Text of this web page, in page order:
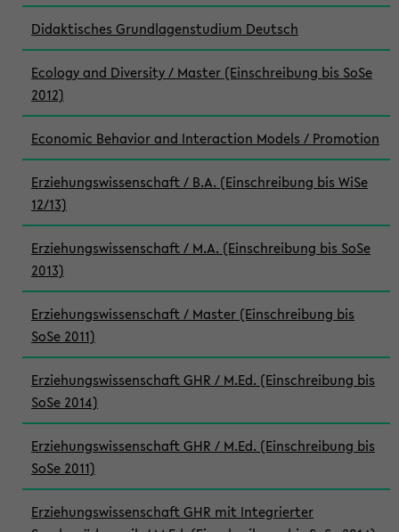
Didaktisches Grundlagenstudium Deutsch
Ecology and Diversity / Master (Einschreibung bis SoSe
2012)
Economic Behavior and Interaction Models / Promotion
Erziehungswissenschaft / B.A. (Einschreibung bis WiSe
12/13)
Erziehungswissenschaft / M.A. (Einschreibung bis SoSe
2013)
Erziehungswissenschaft / Master (Einschreibung bis
SoSe 2011)
Erziehungswissenschaft GHR / M.Ed. (Einschreibung bis
SoSe 2014)
Erziehungswissenschaft GHR / M.Ed. (Einschreibung bis
SoSe 2011)
Erziehungswissenschaft GHR mit Integrierter